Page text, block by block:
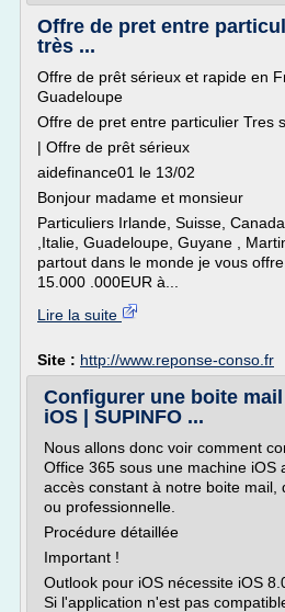
Offre de pret entre
très ...
Offre de prêt sérieux et rapide en
Guadeloupe
Offre de pret entre particulier Tres
| Offre de prêt sérieux
aidefinance01 le 13/02
Bonjour madame et monsieur
Particuliers Irlande, Suisse,
,Italie, Guadeloupe, Guyane ,
partout dans le monde je vous
15.000 .000EUR à...
Lire la suite
Site : http://www.reponse-conso.fr
Configurer une boite
iOS | SUPINFO ...
Nous allons donc voir comment
Office 365 sous une machine iOS
accès constant à notre boite mail,
ou professionnelle.
Procédure détaillée
Important !
Outlook pour iOS nécessite iOS
Si l'application n'est pas